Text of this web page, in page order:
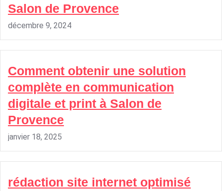
Salon de Provence
décembre 9, 2024
Comment obtenir une solution
complète en communication
digitale et print à Salon de
Provence
janvier 18, 2025
rédaction site internet optimisé